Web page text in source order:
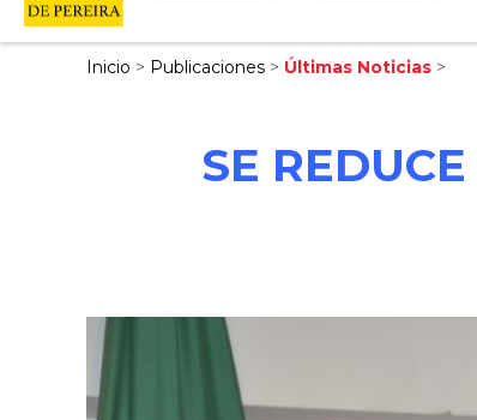
Inicio > Publicaciones > Últimas Noticias >
SE